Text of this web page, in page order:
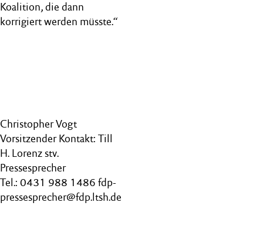
Koalition, die dann
korrigiert werden müsste.“
Christopher Vogt
Vorsitzender Kontakt: Till
H. Lorenz stv.
Pressesprecher
Tel.: 0431 988 1486 fdp-
pressesprecher@fdp.ltsh.de